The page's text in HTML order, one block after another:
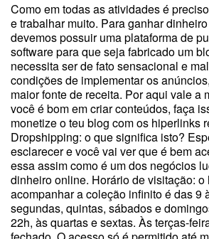
Como em todas as atividades é
e trabalhar muito. Para ganhar
devemos possuir uma plataforma de
software para que seja fabricado um
necessita ser de fato sensacional e
condições de implementar os
maior fonte de receita. Por aqui vale a
você é bom em criar conteúdos, faça
monetize o teu blog com os hiperlinks
Dropshipping: o que significa isto?
esclarecer e você vai ver que é bem
essa assim como é um dos negócios
dinheiro online. Horário de visitação: o
acompanhar a coleção infinito é das 9
segundas, quintas, sábados e
22h, às quartas e sextas. Às terças-